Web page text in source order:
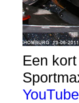
Een
YouTube